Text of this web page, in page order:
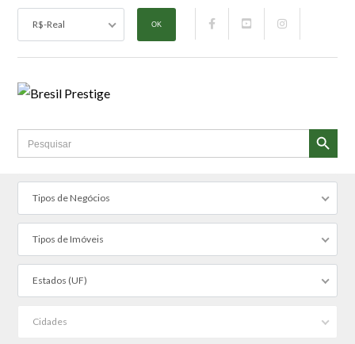
R$-Real
Search
for:
SEARCH BUTTON
Tipos de Negócios
Tipos de Imóveis
Estados (UF)
Cidades